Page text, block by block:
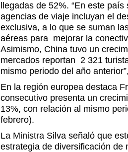
llegadas de 52%. “En este
agencias de viaje incluyan el
exclusiva, a lo que se suman
aéreas para mejorar la
Asimismo, China tuvo un
mercados reportan 2 321
mismo periodo del año
En la región europea destaca
consecutivo presenta un
13%, con relación al mismo
febrero).
La Ministra Silva señaló que
estrategia de diversificación de